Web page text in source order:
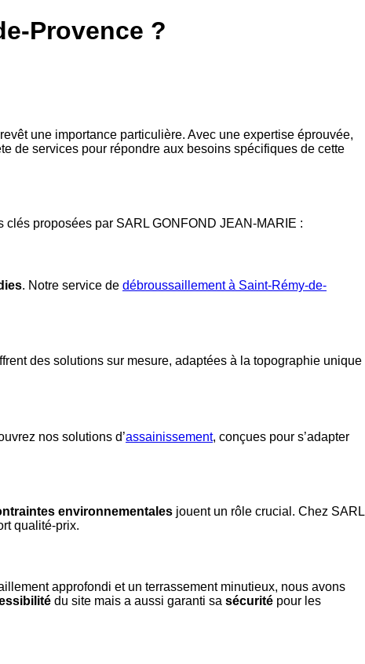
Provence ?
une importance particulière. Avec une expertise éprouvée,
de services pour répondre aux besoins spécifiques de cette
proposées par SARL GONFOND JEAN-MARIE :
. Notre service de débroussaillement à Saint-Rémy-de-
des solutions sur mesure, adaptées à la topographie unique
nos solutions d’assainissement, conçues pour s’adapter
environnementales jouent un rôle crucial. Chez SARL
qualité-prix.
approfondi et un terrassement minutieux, nous avons
du site mais a aussi garanti sa sécurité pour les